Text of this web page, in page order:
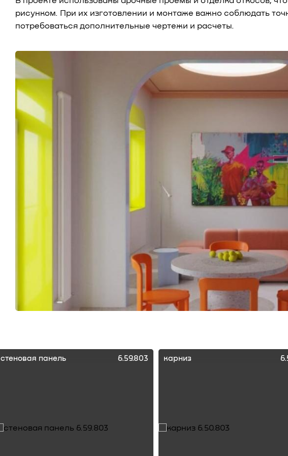
рисунком. При их изготовлении и монтаже важно соблюдать
потребоваться дополнительные чертежи и расчеты.
стеновая панель 6.59.803 карниз